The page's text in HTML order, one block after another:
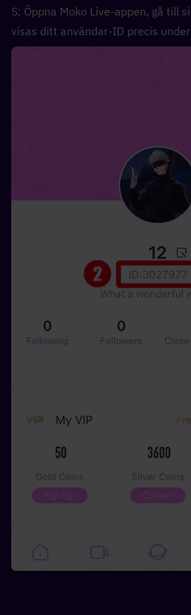
S: Öppna Moko Live-appen, gå till
visas ditt användar-ID precis